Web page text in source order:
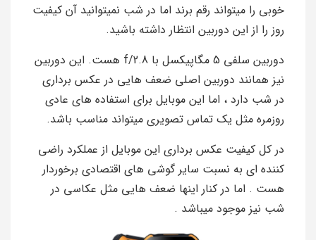
خوبی را میتواند رقم برند اما در شب نمیتوانید آن کیفیت
روز را از این دوربین انتظار داشته باشید.
دوربین سلفی 5 مگاپیکسل با f/2.8 هست. این دوربین
نیز همانند دوربین اصلی ضعف هایی در عکس برداری
در شب دارد ، اما این موبایل برای استفاده های عادی
روزمره مثل یک تماس تصویری میتواند مناسب باشد.
در کل کیفیت عکس برداری این موبایل از عملکرد راضی
کننده ای به نسبت سایر گوشی های اقتصادی برخوردار
هست . اما در کنار اینها ضعف هایی مثل عکاسی در
شب نیز موجود میباشد .